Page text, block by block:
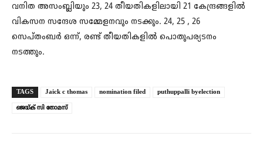
വനിത അസംബ്ലിയും 23, 24 തീയതികളിലായി 21 കേന്ദ്രങ്ങളിൽ
വികസന സന്ദേശ സമ്മേളനവും നടക്കും. 24, 25 , 26
സെപ്തംബർ ഒന്ന്‌, രണ്ട്‌ തീയതികളിൽ പൊതുപര്യടനം
നടത്തും.
TAGS Jaick c thomas nomination filed
puthuppalli byelection
ജെയ്‌ക്‌ സി തോമസ്‌